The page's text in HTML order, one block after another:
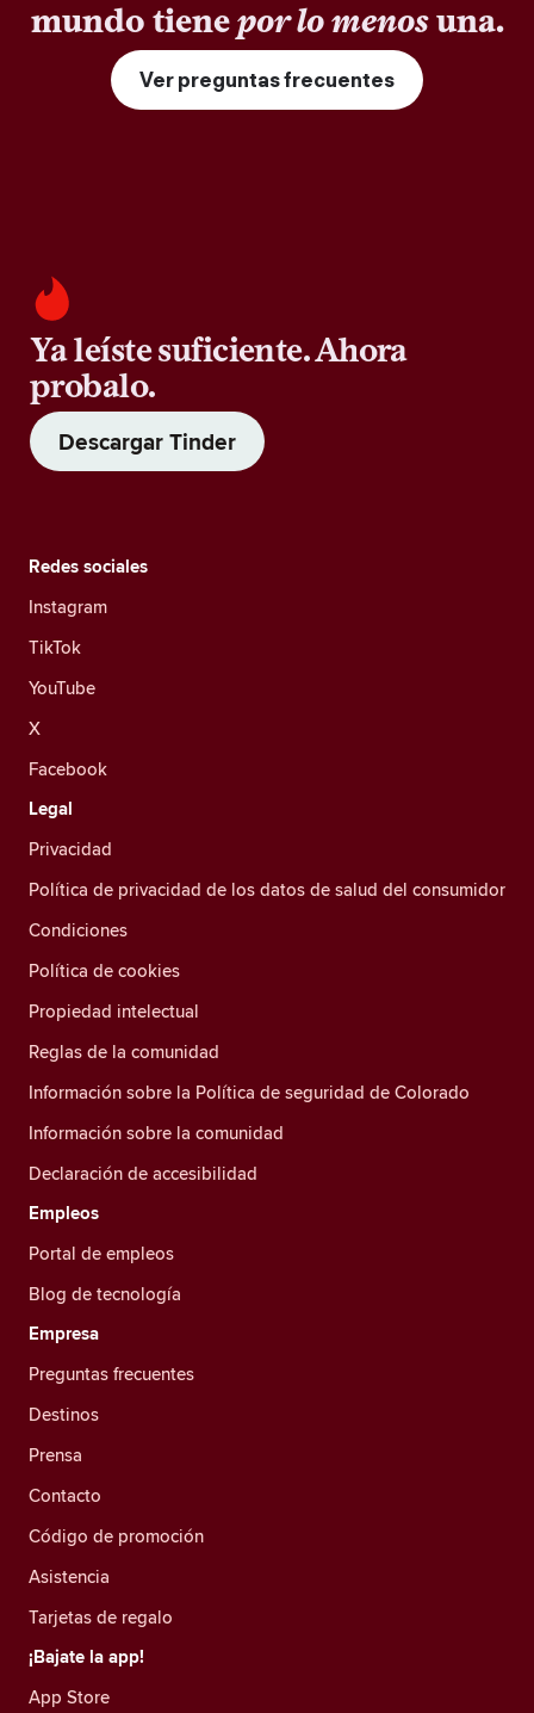
mundo tienepor lo menosuna.
Ver preguntas frecuentes
Ya leíste suficiente. Ahora
probalo.
Descargar Tinder
Redes sociales
Instagram
TikTok
YouTube
X
Facebook
Legal
Privacidad
Política de privacidad de los datos de salud del consumidor
Condiciones
Política de cookies
Propiedad intelectual
Reglas de la comunidad
Información sobre la Política de seguridad de Colorado
Información sobre la comunidad
Declaración de accesibilidad
Empleos
Portal de empleos
Blog de tecnología
Empresa
Preguntas frecuentes
Destinos
Prensa
Contacto
Código de promoción
Asistencia
Tarjetas de regalo
¡Bajate la app!
App Store